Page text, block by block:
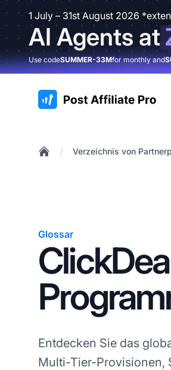
1 July – 31st August 2026
AI Agents at
Use codeSUMMER-33Mfor monthly and
:site.title
/ Verzeichnis von
Glossar
Entdecken Sie das
Multi-Tier-Provisionen,